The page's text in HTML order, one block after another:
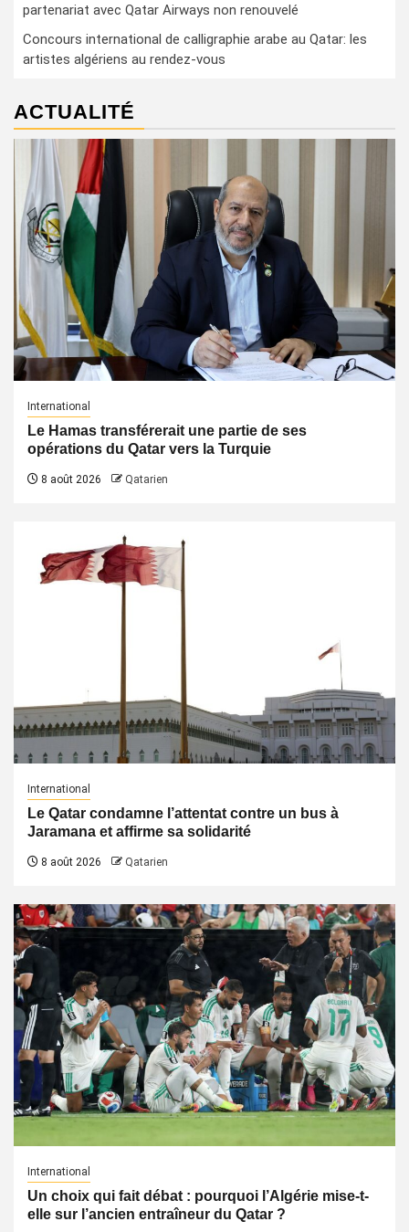
partenariat avec Qatar Airways non renouvelé
Concours international de calligraphie arabe au Qatar: les
artistes algériens au rendez-vous
ACTUALITÉ
International
Le Hamas transférerait une partie de ses
opérations du Qatar vers la Turquie
8 août 2026 Qatarien
International
Le Qatar condamne l’attentat contre un bus à
Jaramana et affirme sa solidarité
8 août 2026 Qatarien
International
Un choix qui fait débat : pourquoi l’Algérie mise-t-
elle sur l’ancien entraîneur du Qatar ?